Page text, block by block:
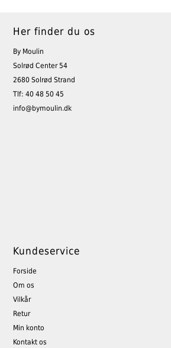
Her finder du os
By Moulin
Solrød Center 54
2680 Solrød Strand
Tlf: 40 48 50 45
info@bymoulin.dk
Kundeservice
Forside
Om os
Vilkår
Retur
Min konto
Kontakt os